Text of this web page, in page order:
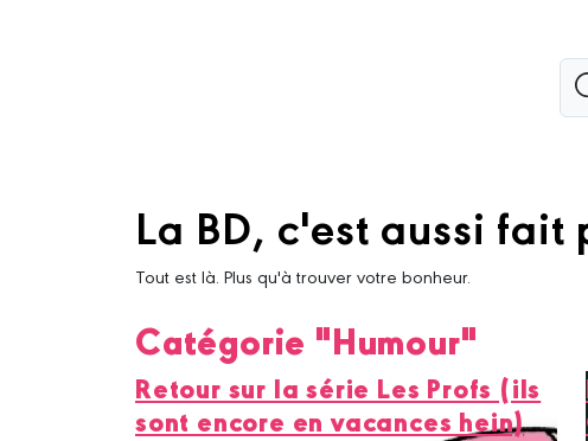
La BD, c'est aussi fait
Tout est là. Plus qu'à trouver votre bonheur.
Catégorie "Humour"
Retour sur la série Les Profs (ils
sont encore en vacances hein)